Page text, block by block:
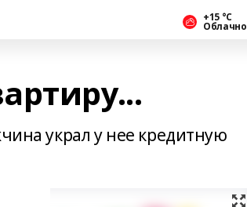
+15 °С
Облачно
украл у нее кредитную